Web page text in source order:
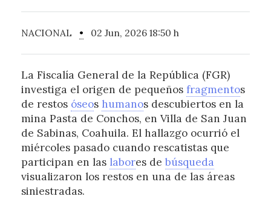
NACIONAL • 02 Jun, 2026 18:50 h
La Fiscalía General de la República (FGR)
investiga el origen de pequeños fragmentos
de restos óseos humanos descubiertos en la
mina Pasta de Conchos, en Villa de San Juan
de Sabinas, Coahuila. El hallazgo ocurrió el
miércoles pasado cuando rescatistas que
participan en las labores de búsqueda
visualizaron los restos en una de las áreas
siniestradas.